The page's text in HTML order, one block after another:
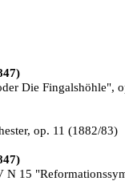
Die Fingalshöhle",
op. 11 (1882/83)
15